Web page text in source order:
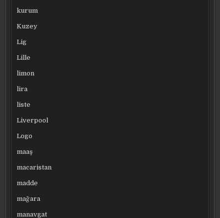
kurum
Kuzey
Lig
Lille
limon
lira
liste
Liverpool
Logo
maaş
macaristan
madde
mağara
manavgat